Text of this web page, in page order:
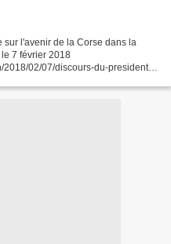
sur l'avenir de la Corse dans la
7 février 2018
2018/02/07/discours-du-president-